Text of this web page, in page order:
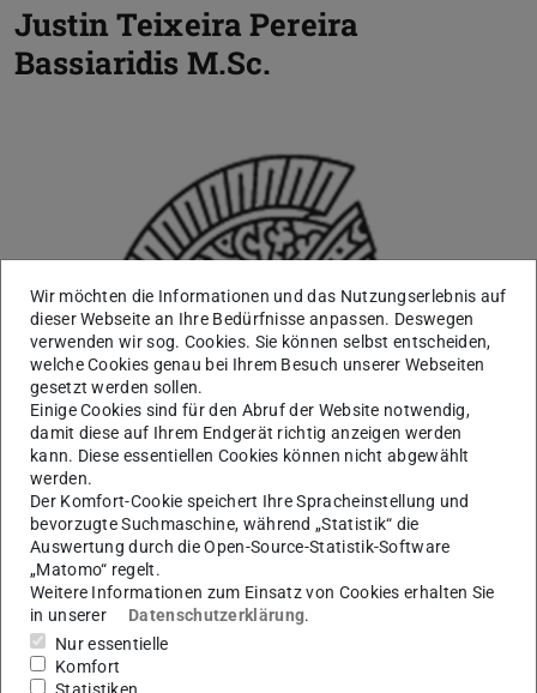
Justin Teixeira Pereira
Bassiaridis M.Sc.
Arbeitsgebiet(e)
Hess Lab: Biology of Algae and Protozoa
Wir möchten die Informationen und das Nutzungserlebnis auf
dieser Webseite an Ihre Bedürfnisse anpassen. Deswegen
verwenden wir sog. Cookies. Sie können selbst entscheiden,
welche Cookies genau bei Ihrem Besuch unserer Webseiten
gesetzt werden sollen.
Einige Cookies sind für den Abruf der Website notwendig,
damit diese auf Ihrem Endgerät richtig anzeigen werden
kann. Diese essentiellen Cookies können nicht abgewählt
werden.
Der Komfort-Cookie speichert Ihre Spracheinstellung und
bevorzugte Suchmaschine, während „Statistik“ die
Auswertung durch die Open-Source-Statistik-Software
„Matomo“ regelt.
Weitere Informationen zum Einsatz von Cookies erhalten Sie
in unserer
Datenschutzerklärung.
Nur essentielle
Komfort
Statistiken